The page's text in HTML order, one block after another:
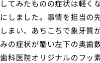
てみたものの症状は軽
しました。事情を担当
まい、あちこちで象牙
の症状が酷い左下の奥歯
科医院オリジナルのフ